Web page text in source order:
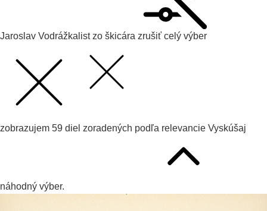
Jaroslav Vodrážka list zo škicára zrušiť celý výber
zobrazujem 59 diel zoradených podľa relevancie Vyskúšaj
náhodný výber.